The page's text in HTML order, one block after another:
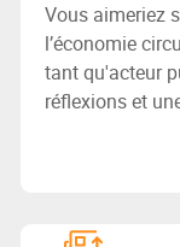
Vous aimeriez
l’économie
tant qu'acteur
réflexions et
services et de